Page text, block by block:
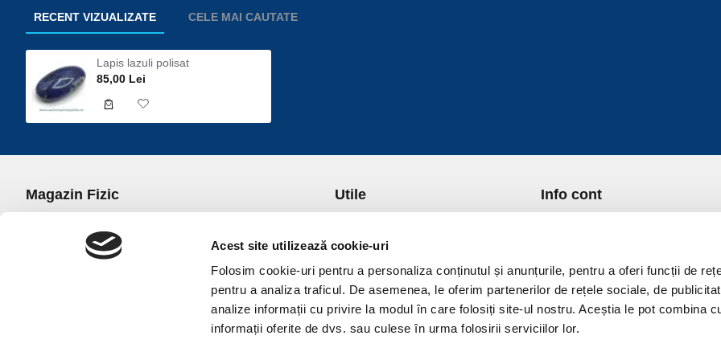
Acest site utilizează cookie-uri
Folosim cookie-uri pentru a personaliza conținutul și anunțurile, pentru a oferi funcții de
pentru a analiza traficul. De asemenea, le oferim partenerilor de rețele sociale, de
analize informații cu privire la modul în care folosiți site-ul nostru. Aceștia le pot combina
informații oferite de dvs. sau culese în urma folosirii serviciilor lor.
RECENT VIZUALIZATE CELE MAI CAUTATE
Lapis lazuli polisat
85,00 Lei
Magazin Fizic
office@universulcristalelor.ro
0799 879 911, 0723 145 611 (Comenzi Telefonice)
Utile
Transport si Plata
Politica de Returnare
Politica de confidentialitate
Politica Cookies
Termeni si conditii
Info cont
Lista Favorite
GDPR - Protectia datelor
Contact